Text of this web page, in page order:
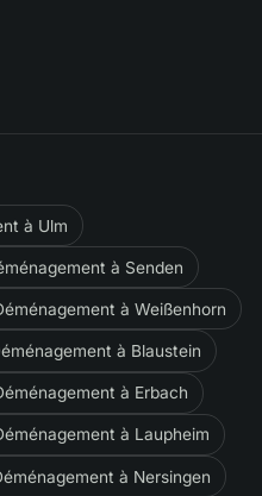
à Ulm
à Senden
à Weißenhorn
à Blaustein
à Erbach
à Laupheim
à Nersingen